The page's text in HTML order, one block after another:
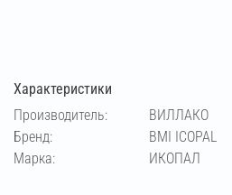
Характеристики
Производитель:
ВИЛЛАКО
Бренд:
BMI ICOPAL
Марка:
ИКОПАЛ